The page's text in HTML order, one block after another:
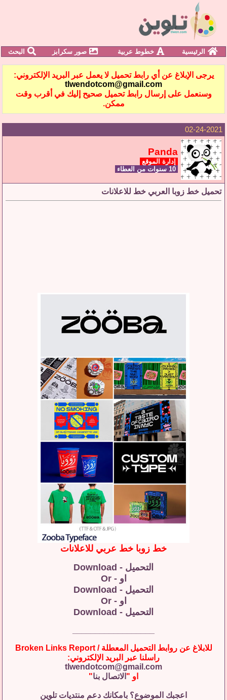
الرئيسية خطوط عربية صور سكرابز البحث
يرجى الإبلاغ عن أي رابط تحميل لا يعمل عبر البريد الإلكتروني:
tlwendotcom@gmail.com
وسنعمل على إرسال رابط تحميل صحيح إليك في أقرب وقت
ممكن.
02-24-2021
Panda
إدارة الموقع
تحميل خط زوبا العربي خط للاعلانات
خط زوبا خط عربي للاعلانات
التحميل - Download
او - Or
التحميل - Download
او - Or
التحميل - Download
للابلاغ عن روابط التحميل المعطلة / Broken Links Report
راسلنا عبر البريد الإلكتروني:
tlwendotcom@gmail.com
او " الاتصال بنا"
اعجبك الموضوع؟ بامكانك دعم منتديات تلوين